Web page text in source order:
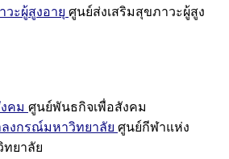
วะผู้สูงอายุ ศูนย์ส่งเสริมสุขภาวะผู้สูง
คม ศูนย์พันธกิจเพื่อสังคม
งกรณ์มหาวิทยาลัย ศูนย์กีฬาแห่ง
ยาลัย